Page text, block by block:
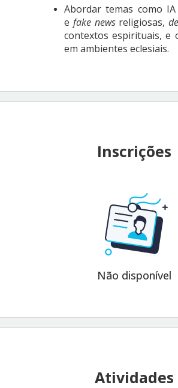
Abordar temas como
e fake newsreligiosas,
contextos espirituais, e
em ambientes eclesiais.
Inscrições
Não disponível
Atividades